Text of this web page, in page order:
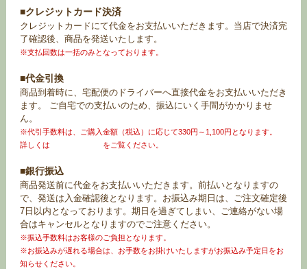
■クレジットカード決済
クレジットカードにて代金をお支払いいただきます。当店で決済完
了確認後、商品を発送いたします。
※支払回数は一括のみとなっております。
■代金引換
商品到着時に、宅配便のドライバーへ直接代金をお支払いいただき
ます。 ご自宅での支払いのため、振込にいく手間がかかりませ
ん。
※代引手数料は、ご購入金額（税込）に応じて330円～1,100円となります。
詳しくは
をご覧ください。
■銀行振込
商品発送前に代金をお支払いいただきます。前払いとなりますの
で、発送は入金確認後となります。お振込み期日は、ご注文確定後
7日以内となっております。期日を過ぎてしまい、ご連絡がない場
合はキャンセルとなりますのでご注意ください。
※振込手数料はお客様のご負担となります。
※お振込みが遅れる場合は、お手数をお掛けいたしますがお振込み予定日をお
知らせください。